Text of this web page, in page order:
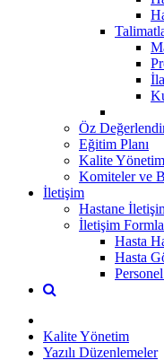
Öz
Eğitim Planı
Kalite
Komiteler ve
İletişim
Hastane
İletişim
Hasta
Hasta
Kalite Yönetim
Yazılı Düzenlemeler